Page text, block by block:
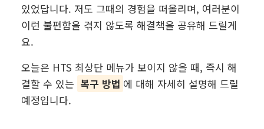
있었답니다. 저도 그때의 경험을 떠올리며, 여러분이
이런 불편함을 겪지 않도록 해결책을 공유해 드릴게
요.
오늘은 HTS 최상단 메뉴가 보이지 않을 때, 즉시 해
결할 수 있는 복구 방법 에 대해 자세히 설명해 드릴
예정입니다.